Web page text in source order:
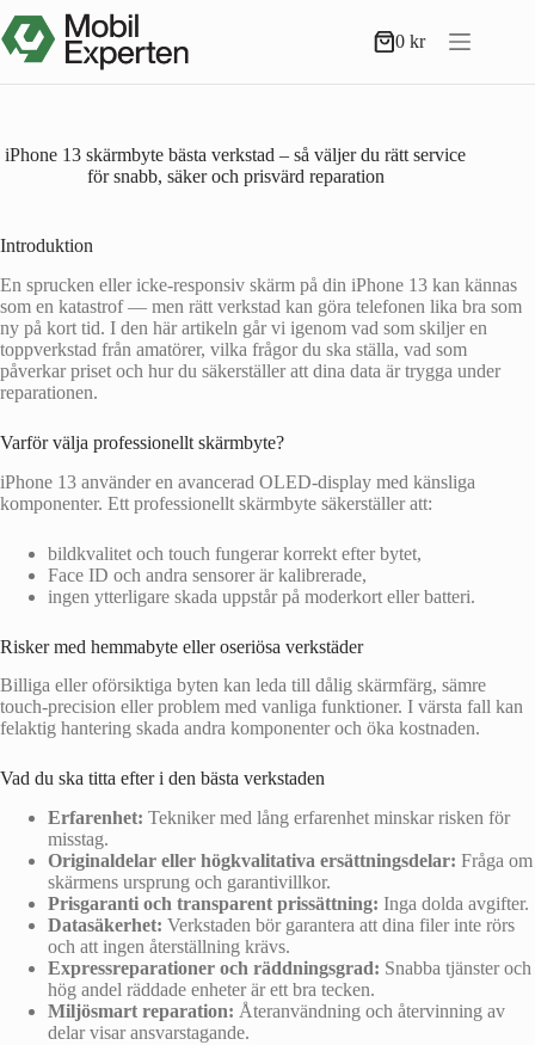
till
innehåll
Varukorg
0kr
iPhone 13 skärmbyte bästa verkstad – så väljer du rätt service
för snabb, säker och prisvärd reparation
Introduktion
En sprucken eller icke-responsiv skärm på din iPhone 13 kan kännas
som en katastrof — men rätt verkstad kan göra telefonen lika bra som
ny på kort tid. I den här artikeln går vi igenom vad som skiljer en
toppverkstad från amatörer, vilka frågor du ska ställa, vad som
påverkar priset och hur du säkerställer att dina data är trygga under
reparationen.
Varför välja professionellt skärmbyte?
iPhone 13 använder en avancerad OLED-display med känsliga
komponenter. Ett professionellt skärmbyte säkerställer att:
bildkvalitet och touch fungerar korrekt efter bytet,
Face ID och andra sensorer är kalibrerade,
ingen ytterligare skada uppstår på moderkort eller batteri.
Risker med hemmabyte eller oseriösa verkstäder
Billiga eller oförsiktiga byten kan leda till dålig skärmfärg, sämre
touch-precision eller problem med vanliga funktioner. I värsta fall kan
felaktig hantering skada andra komponenter och öka kostnaden.
Vad du ska titta efter i den bästa verkstaden
Erfarenhet: Tekniker med lång erfarenhet minskar risken för
misstag.
Originaldelar eller högkvalitativa ersättningsdelar: Fråga om
skärmens ursprung och garantivillkor.
Prisgaranti och transparent prissättning: Inga dolda avgifter.
Datasäkerhet: Verkstaden bör garantera att dina filer inte rörs
och att ingen återställning krävs.
Expressreparationer och räddningsgrad: Snabba tjänster och
hög andel räddade enheter är ett bra tecken.
Miljösmart reparation: Återanvändning och återvinning av
delar visar ansvarstagande.